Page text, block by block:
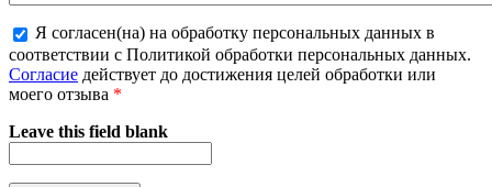
Я согласен(на) на обработку персональных данных в
соответствии с Политикой обработки персональных данных.
Согласие действует до достижения целей обработки или
моего отзыва *
Leave this field blank